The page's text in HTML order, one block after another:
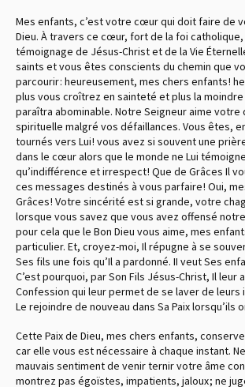
Mes enfants, c’est votre cœur qui doit faire de
Dieu. À travers ce cœur, fort de la foi
témoignage de Jésus-Christ et de la Vie
saints et vous êtes conscients du chemin que
parcourir : heureusement, mes chers enfants !
plus vous croîtrez en sainteté et plus la
paraîtra abominable. Notre Seigneur aime votre
spirituelle malgré vos défaillances. Vous êtes,
tournés vers Lui ! vous avez si souvent une
dans le cœur alors que le monde ne Lui
qu’indifférence et irrespect ! Que de Grâces Il
ces messages destinés à vous parfaire ! Oui,
Grâces ! Votre sincérité est si grande, votre
lorsque vous savez que vous avez offensé notre
pour cela que le Bon Dieu vous aime, mes
particulier. Et, croyez-moi, Il répugne à se
Ses fils une fois qu’Il a pardonné. II veut Ses
C’est pourquoi, par Son Fils Jésus-Christ, Il leur
Confession qui leur permet de se laver de
Le rejoindre de nouveau dans Sa Paix lorsqu’ils
Cette Paix de Dieu, mes chers enfants,
car elle vous est nécessaire à chaque instant.
mauvais sentiment de venir ternir votre âme
montrez pas égoïstes, impatients, jaloux ; ne